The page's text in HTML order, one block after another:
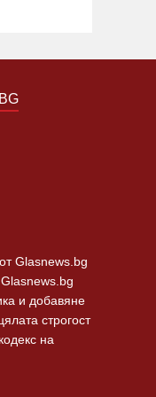
Glasnews.bg
и добавяне
строгост
на